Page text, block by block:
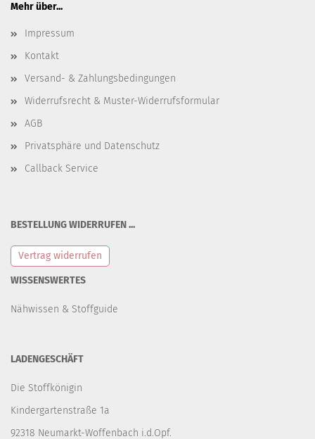
Mehr über...
Impressum
Kontakt
Versand- & Zahlungsbedingungen
Widerrufsrecht & Muster-Widerrufsformular
AGB
Privatsphäre und Datenschutz
Callback Service
BESTELLUNG WIDERRUFEN ...
Vertrag widerrufen
WISSENSWERTES
Nähwissen & Stoffguide
LADENGESCHÄFT
Die Stoffkönigin
Kindergartenstraße 1a
92318 Neumarkt-Woffenbach i.d.Opf.